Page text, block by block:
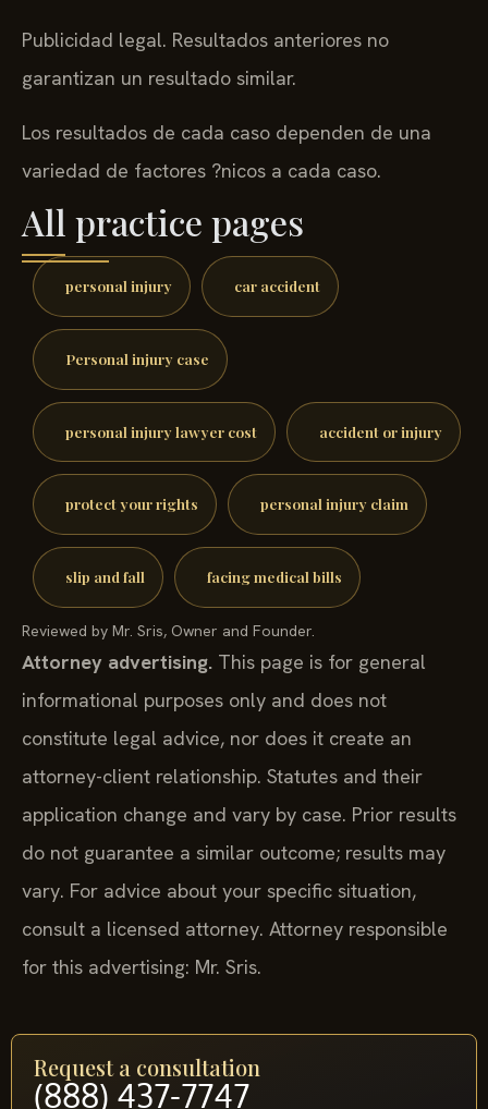
Publicidad legal. Resultados anteriores no
garantizan un resultado similar.
Los resultados de cada caso dependen de una
variedad de factores ?nicos a cada caso.
All practice pages
personal injury car accident
Personal injury case
personal injury lawyer cost accident or injury
protect your rights personal injury claim
slip and fall facing medical bills
Reviewed by Mr. Sris, Owner and Founder.
Attorney advertising. This page is for general
informational purposes only and does not
constitute legal advice, nor does it create an
attorney-client relationship. Statutes and their
application change and vary by case. Prior results
do not guarantee a similar outcome; results may
vary. For advice about your specific situation,
consult a licensed attorney. Attorney responsible
for this advertising: Mr. Sris.
Request a consultation
(888) 437-7747